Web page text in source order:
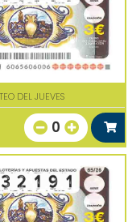
DEL JUEVES
0